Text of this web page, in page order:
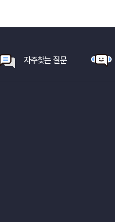
자주찾는 질문